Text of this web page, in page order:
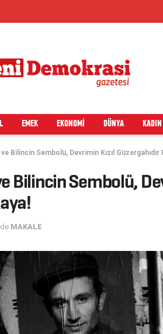
EMEK EKONOMI DÜNYA KADIN
ve Bilincin Sembolü, Devrimin Kızıl
Bilincin Sembolü,
MAKALE